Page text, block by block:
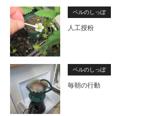
ベルのしっぽ
人工授粉
ベルのしっぽ
毎朝の行動